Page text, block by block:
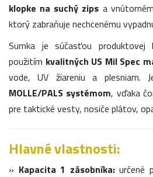
klopke na suchý zips a
ktorý zabraňuje nechcenému
Sumka je súčasťou produktovej
použitím kvalitných US Mil Spec
vode, UV žiareniu a plesniam.
MOLLE/PALS systémom, vďaka
pre taktické vesty, nosiče plátov,
Hlavné vlastnosti:
» Kapacita 1 zásobníka:určené